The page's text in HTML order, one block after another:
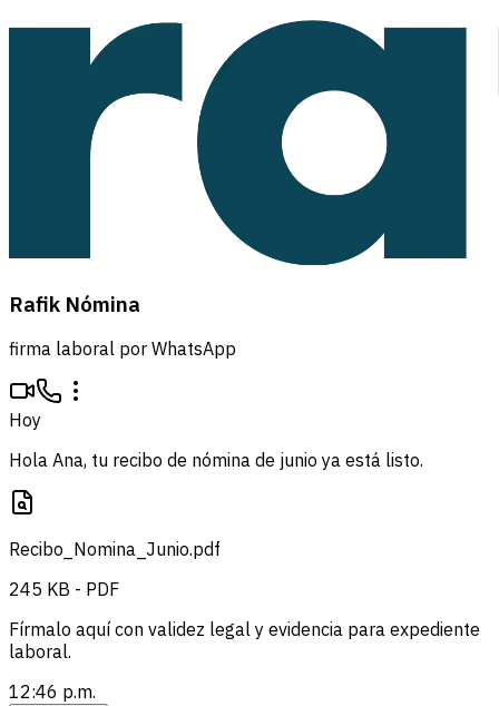
Rafik Nómina
firma laboral por WhatsApp
Hoy
Hola Ana, tu recibo de nómina de junio ya está listo.
Recibo_Nomina_Junio.pdf
245 KB - PDF
Fírmalo aquí con validez legal y evidencia para expediente
laboral.
12:46 p.m.